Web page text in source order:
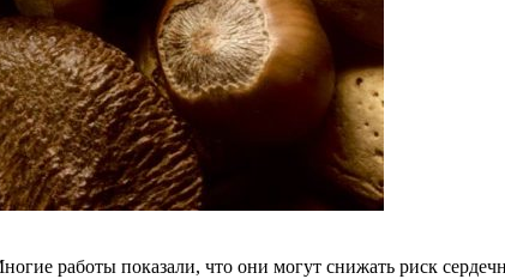
работы показали, что они могут снижать риск